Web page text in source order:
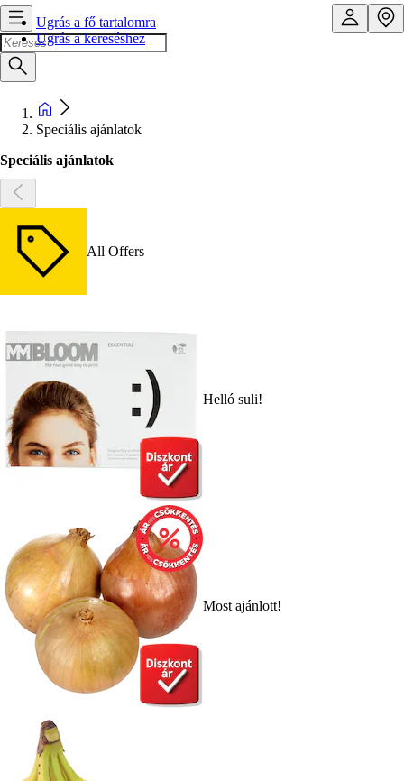
Ugrás a fő tartalomra
Ugrás a kereséshez
Speciális ajánlatok
Speciális ajánlatok
All Offers
Helló suli!
Most ajánlott!